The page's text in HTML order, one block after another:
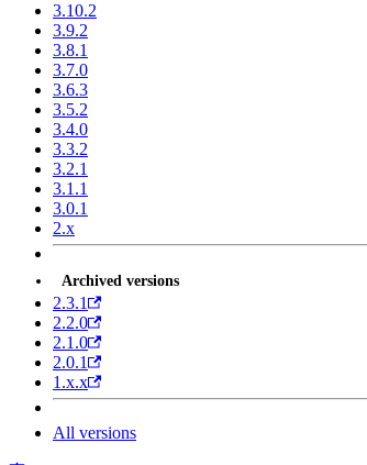
3.10.2
3.9.2
3.8.1
3.7.0
3.6.3
3.5.2
3.4.0
3.3.2
3.2.1
3.1.1
3.0.1
2.x
Archived versions
2.3.1
2.2.0
2.1.0
2.0.1
1.x.x
All versions